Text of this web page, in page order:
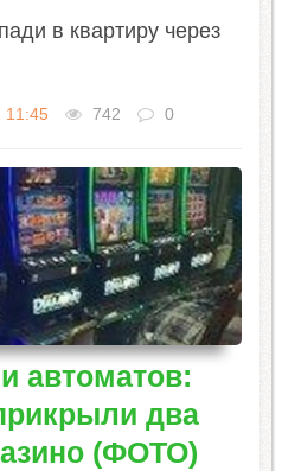
в квартиру через
11:45 742 0
автоматов:
два
(ФОТО)